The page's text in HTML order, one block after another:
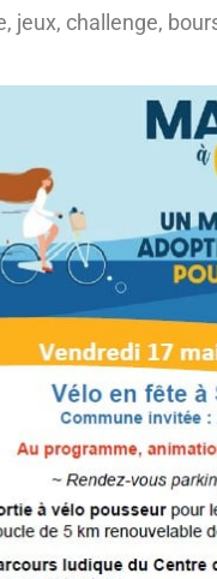
jeux, challenge,